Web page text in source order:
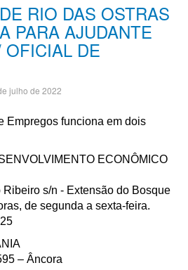
RIO DAS OSTRAS
PARA AJUDANTE
DE
julho de 2022
Empregos funciona em dois
ECONÔMICO
s/n - Extensão do Bosque
de segunda a sexta-feira.
– Âncora